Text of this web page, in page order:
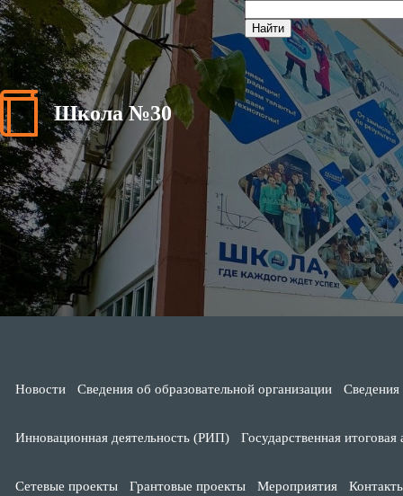
Школа №30
Новости Сведения об образовательной организации Сведения
Инновационная деятельность (РИП) Государственная итоговая
Сетевые проекты Грантовые проекты Мероприятия